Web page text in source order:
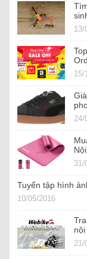
13/
15/
24/
31/
Tuyển tập hình
10/05/2016
21/